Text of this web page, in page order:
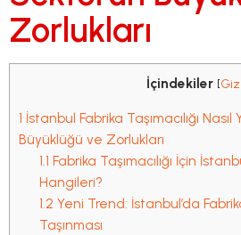
Zorlukları
İçindekiler [
1 İstanbul Fabrika Taşımacılığı Nasıl
Büyüklüğü ve Zorlukları
1.1 Fabrika Taşımacılığı İçin
Hangileri?
1.2 Yeni Trend: İstanbul’da
Taşınması